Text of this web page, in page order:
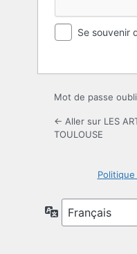
Se souvenir
Mot de passe
← Aller sur LES
TOULOUSE
Langue